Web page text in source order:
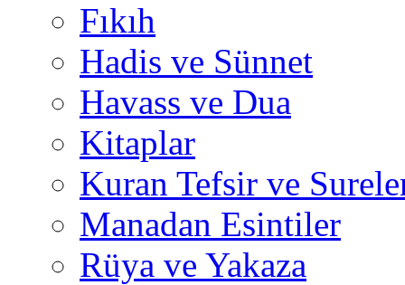
Fıkıh
Hadis ve Sünnet
Havass ve Dua
Kitaplar
Kuran Tefsir ve
Manadan Esintiler
Rüya ve Yakaza